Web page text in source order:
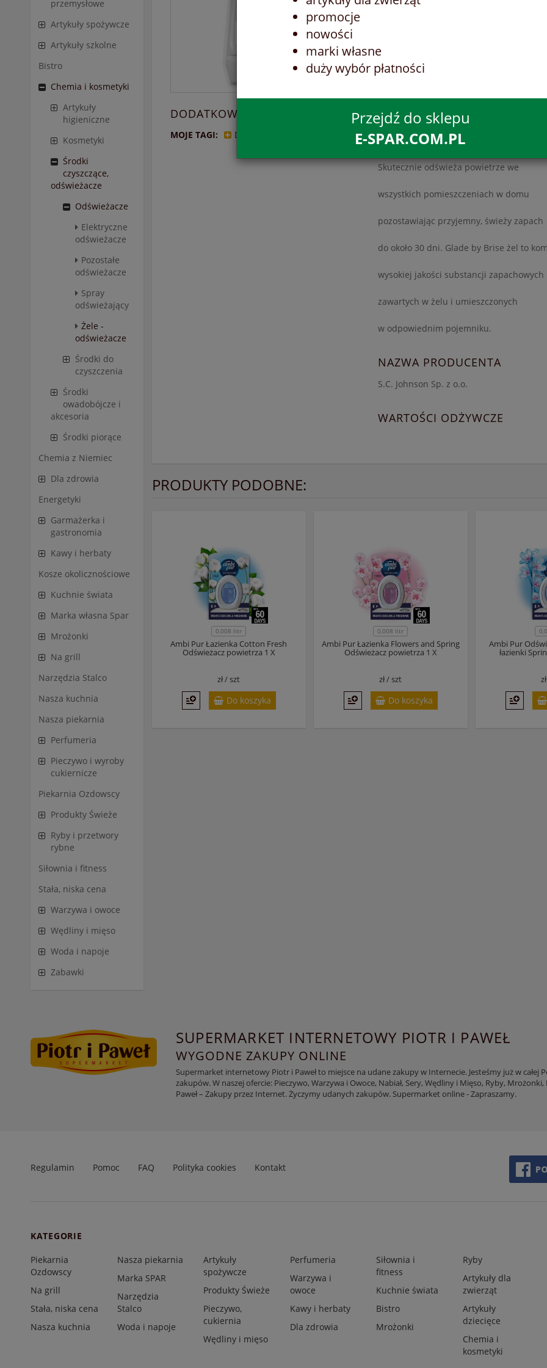
przemysłowe
Artykuły spożywcze
Artykuły szkolne
Bistro
Chemia i kosmetyki
Artykuły
higieniczne
Kosmetyki
Środki
czyszczące,
odświeżacze
Odświeżacze
Elektryczne
odświeżacze
Pozostałe
odświeżacze
Spray
odświeżający
Żele -
odświeżacze
Środki do
czyszczenia
Środki
owadobójcze i
akcesoria
Środki piorące
Chemia z Niemiec
Dla zdrowia
Energetyki
Garmażerka i
gastronomia
Kawy i herbaty
Kosze okolicznościowe
Kuchnie świata
Marka własna Spar
Mrożonki
Na grill
Narzędzia Stalco
Nasza kuchnia
Nasza piekarnia
Perfumeria
Pieczywo i wyroby
cukiernicze
Piekarnia Ozdowscy
Produkty Świeże
Ryby i przetwory
rybne
Siłownia i fitness
Stała, niska cena
Warzywa i owoce
Wędliny i mięso
Woda i napoje
Zabawki
DODATKOWE INFORMACJE
MOJE TAGI: Dodaj tag
kombinacja wysokiej jakości substancji
zawartych w żelu i umieszczonych w
PRODUCENT
OPIS MARKETINGOWY
Skutecznie odświeża powietrze we
wszystkich pomieszczeniach w domu
pozostawiając przyjemny, świeży zapach
do około 30 dni. Glade by Brise żel to
wysokiej jakości substancji zapachowych
zawartych w żelu i umieszczonych
w odpowiednim pojemniku.
NAZWA PRODUCENTA
S.C. Johnson Sp. z o.o.
WARTOŚCI ODŻYWCZE
PRODUKTY PODOBNE:
0,008 litr
Ambi Pur Łazienka Cotton Fresh
Odświeżacz powietrza 1 X
zł /szt
Do koszyka
0,008 litr
Ambi Pur Łazienka Flowers and Spring
Odświeżacz powietrza 1 X
zł /szt
Do koszyka
Ambi Pur
łazienki
SUPERMARKET INTERNETOWY PIOTR I PAWEŁ
WYGODNE ZAKUPY ONLINE
Supermarket internetowy Piotr i Paweł to miejsce na udane zakupy w Internecie. Jesteśmy już w
zakupów. W naszej ofercie: Pieczywo, Warzywa i Owoce, Nabiał, Sery, Wędliny i Mięso, Ryby,
Paweł – Zakupy przez Internet. Życzymy udanych zakupów. Supermarket online - Zapraszamy.
Regulamin Pomoc FAQ Polityka cookies Kontakt
KATEGORIE
Piekarnia
Ozdowscy
Na grill
Stała, niska cena
Nasza kuchnia
Nasza piekarnia
Marka SPAR
Narzędzia
Stalco
Woda i napoje
Artykuły
spożywcze
Produkty Świeże
Pieczywo,
cukiernia
Wędliny i mięso
Perfumeria
Warzywa i
owoce
Kawy i herbaty
Dla zdrowia
Siłownia i
fitness
Kuchnie świata
Bistro
Mrożonki
Ryby
Artykuły dla
zwierząt
Artykuły
dziecięce
Chemia i
kosmetyki
promocje
nowości
marki własne
duży wybór płatności
Przejdź do sklepu
E-SPAR.COM.PL